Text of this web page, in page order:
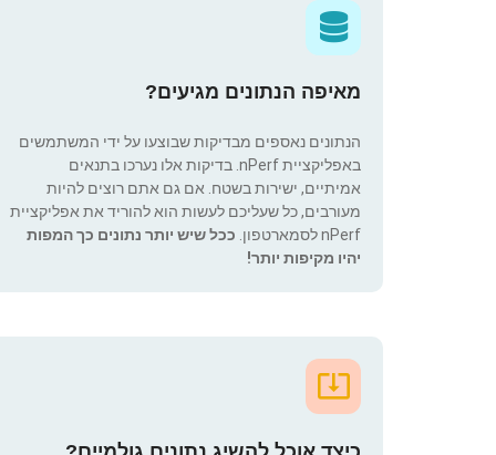
מאיפה הנתונים מגיעים?
הנתונים נאספים מבדיקות שבוצעו על ידי המשתמשים
באפליקציית nPerf. בדיקות אלו נערכו בתנאים
אמיתיים, ישירות בשטח. אם גם אתם רוצים להיות
מעורבים, כל שעליכם לעשות הוא להוריד את אפליקציית
nPerf לסמארטפון.
ככל שיש יותר נתונים כך המפות
יהיו מקיפות יותר!